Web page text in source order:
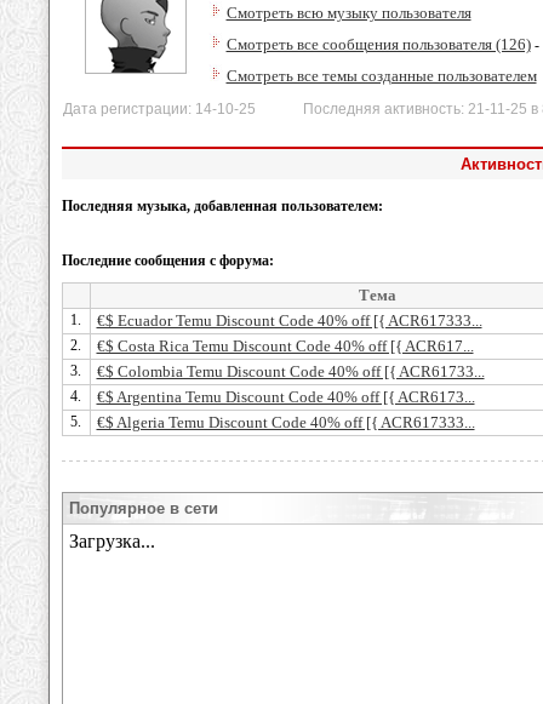
Смотреть всю музыку пользователя
Смотреть все сообщения пользователя (126)-
Смотреть все темы созданные пользователем
Дата регистрации: 14-10-25 Последняя активность: 21-11-25 в
Последняя музыка, добавленная пользователем:
Последние сообщения с форума:
Тема
1. €$ Ecuador Temu Discount Code 40% off [{ ACR617333...
2. €$ Costa Rica Temu Discount Code 40% off [{ ACR617...
3. €$ Colombia Temu Discount Code 40% off [{ ACR61733...
4. €$ Argentina Temu Discount Code 40% off [{ ACR6173...
5. €$ Algeria Temu Discount Code 40% off [{ ACR617333...
Популярное в сети